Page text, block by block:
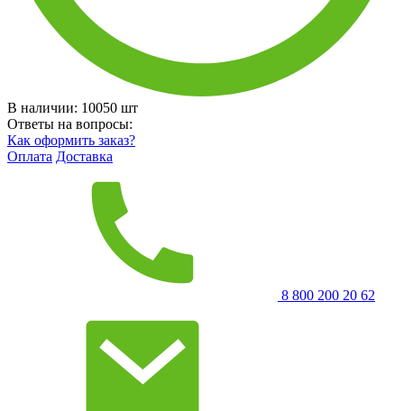
В наличии: 10050 шт
Ответы на вопросы:
Как оформить заказ?
Оплата Доставка
8 800 200 20 62